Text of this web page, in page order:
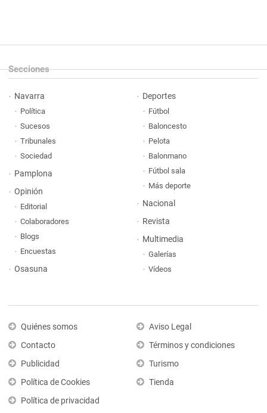
Secciones
Navarra
Política
Sucesos
Tribunales
Sociedad
Pamplona
Opinión
Editorial
Colaboradores
Blogs
Encuestas
Osasuna
Deportes
Fútbol
Baloncesto
Pelota
Balonmano
Fútbol sala
Más deporte
Nacional
Revista
Multimedia
Galerías
Vídeos
Quiénes somos
Contacto
Publicidad
Política de Cookies
Política de privacidad
Aviso Legal
Términos y condiciones
Turismo
Tienda